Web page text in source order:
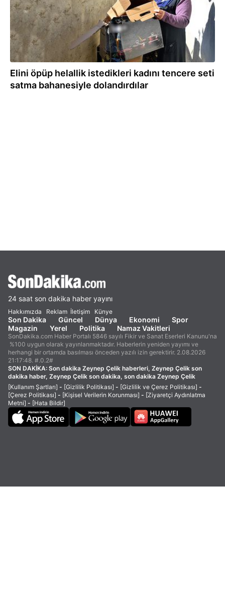
Elini öpüp helallik istedikleri kadını tencere seti
satma bahanesiyle dolandırdılar
24 saat son dakika haber yayını
Hakkımızda Reklam İletişim Künye
Son Dakika Güncel Dünya Ekonomi
Spor
Magazin
Yerel Politika Namaz Vakitleri
SonDakika.com Haber Portalı 5846 sayılı Fikir ve Sanat Eserleri Kanunu'na
%100 uygun olarak yayınlanmaktadır. Haberlerin yeniden yayımı ve
herhangi bir ortamda basılması önceden yazılı izin gerektirir. 2.08.2026
21:17:48. #.0.2#
SON DAKİKA: Son dakika Zeynep Çelik haberleri, Zeynep Çelik son
dakika haber, Zeynep Çelik son dakika, son dakika Zeynep Çelik
[Kullanım Şartları] - [Gizlilik Politikası] - [Gizlilik ve Çerez Politikası] -
[Çerez Politikası] - [Kişisel Verilerin Korunması] - [Ziyaretçi Aydınlatma
Metni] - [Hata Bildir]